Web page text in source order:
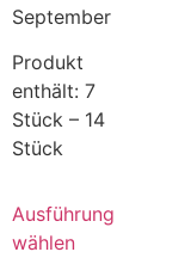
September
Produkt
enthält: 7
Stück – 14
Stück
Ausführung
wählen